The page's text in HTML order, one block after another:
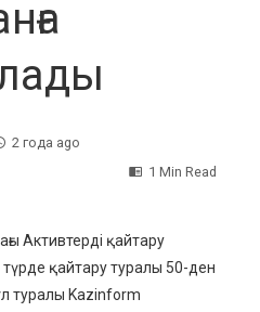
2 года ago
1 Min Read
Активтерді қайтару
түрде қайтару туралы 50-ден
туралы Kazinform